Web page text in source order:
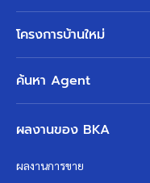
โครงการบ้านใหม่
ค้นหา Agent
ผลงานของ BKA
ผลงานการขาย